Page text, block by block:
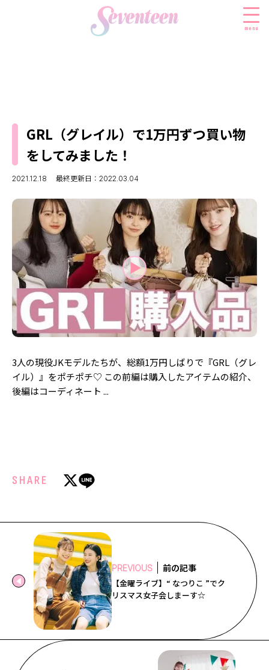
menu
FASHION
ファッションニュース
モデル私服
着回し
着痩せ
BEAUTY
ビューティニュース
トレンドメイク
ベストコスメ
ヘアアレンジ・ヘアケア
スキンケア
ボディケア
SCHOOL
制服コーデ
学校ヘアメイク
勉強・受験・進路
ENTERTAINMENT
エンタメニュース
なにわ男子
K-POP
LIFESTYLE
ライフスタイルニュース
JKランキング・アワード
モデルの購入品
おでかけ
お悩み相談
JK TREND
JKトレンドニュース
MODELS
MODEL'S BLOG
TikTok
YouTube
FORTUNE
INFORMATION
Follow us
ST member
新規会員登録・ログイン
GRL（グレイル）で1万円ずつ買い物
をしてみました！
2021.12.18 最終更新日：2022.03.04
3人の現役JKモデルたちが、総額1万円しばりで『GRL（グレ
イル）』をポチポチ♡ この前編は購入したアイテムの紹介、
後編はコーディネート ...
SHARE
PREVIOUS 前の記事
【金曜ライブ】“ なつりこ ”でク
リスマス女子会しまーす☆